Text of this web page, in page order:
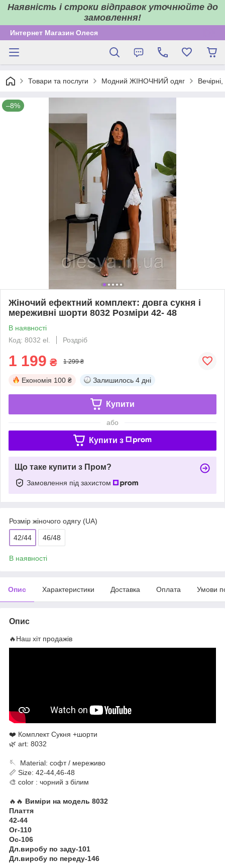
Наявність і строки відправок уточнюйте до
замовлення!
Интернет Магазин Олеся
Товари та послуги Модний ЖІНОЧНИЙ одяг
–8%
Жіночий ефектний комплект: довга сукня і
мереживні шорти 8032 Розміри 42- 48
В наявності
Код: 8032 el.
Роздріб
1 199 ₴ 1 299 ₴
Економія 100 ₴ Залишилось 4 дні
Купити
або
Купити з
Що таке купити з Пром?
Замовлення під захистом
Розмір жіночого одягу (UA)
42/44 46/48
В наявності
Опис Характеристики Доставка Оплата Умови
Опис
🔥Наш хіт продажів
❤️ Комплект Сукня +шорти
🌿 art: 8032
🪡 Material: софт / мереживо
📏 Size: 42-44,46-48
🎨 color : чорний з білим
🔥🔥 Виміри на модель 8032
Плаття
42-44
Ог-110
Ос-106
Дл.виробу по заду-101
Дл.виробу по переду-146